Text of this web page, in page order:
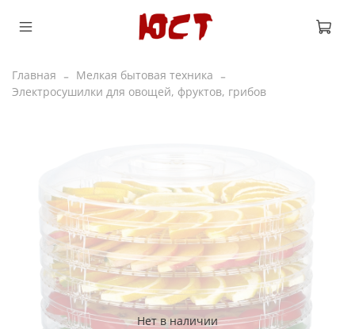
Главная
Мелкая бытовая техника
Электросушилки для овощей, фруктов, грибов
Нет в наличии